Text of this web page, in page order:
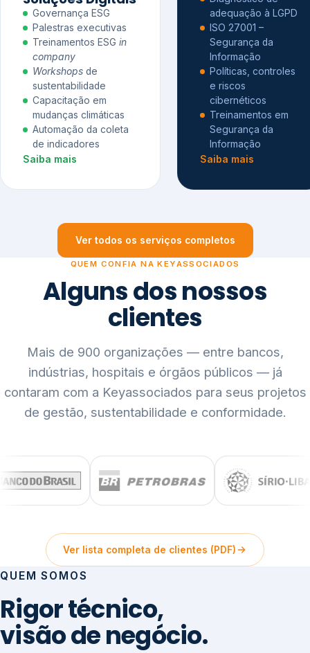
Governança ESG
Palestras executivas
Treinamentos ESG in
company
Workshops de
sustentabilidade
Capacitação em
mudanças climáticas
Automação da coleta
de indicadores
Saiba mais
adequação à LGPD
ISO 27001 –
Segurança da
Informação
Políticas, controles
e riscos
cibernéticos
Treinamentos em
Segurança da
Informação
Saiba mais
Ver todos os serviços completos
QUEM CONFIA NA KEYASSOCIADOS
Alguns dos nossos
clientes
Mais de 900 organizações — entre bancos,
indústrias, hospitais e órgãos públicos — já
contaram com a Keyassociados para seus projetos
de gestão, sustentabilidade e conformidade.
Ver lista completa de clientes (PDF)
QUEM SOMOS
Rigor técnico,
visão de negócio.